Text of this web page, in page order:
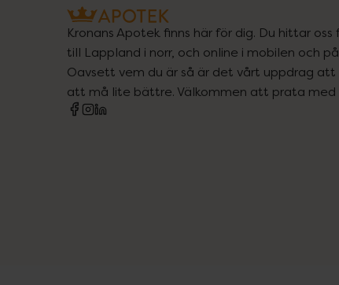
Kronans Apotek finns här för dig. Du hittar oss
till Lappland i norr, och online i mobilen och
Oavsett vem du är så är det vårt uppdrag att
att må lite bättre. Välkommen att prata med